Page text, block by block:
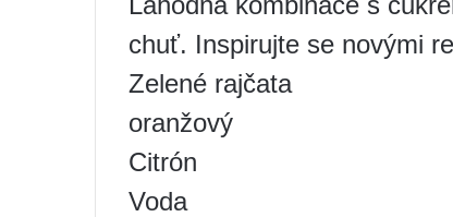
chuť. Inspirujte se novými
Zelené rajčata
oranžový
Citrón
Voda